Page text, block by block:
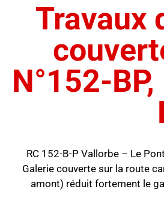
Travaux
N°152-
RC 152-B-P Vallorbe – Le
Galerie couverte sur la route
amont) réduit fortement le